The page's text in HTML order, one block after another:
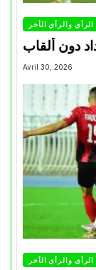
الرأي والرأي الأخر
دون ألقاب
Avril 30, 2026
الرأي والرأي الأخر